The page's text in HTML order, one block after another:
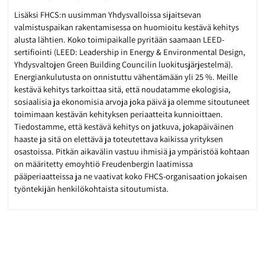
Lisäksi FHCS:n uusimman Yhdysvalloissa sijaitsevan
valmistuspaikan rakentamisessa on huomioitu kestävä kehitys
alusta lähtien. Koko toimipaikalle pyritään saamaan LEED-
sertifiointi (LEED: Leadership in Energy & Environmental Design,
Yhdysvaltojen Green Building Councilin luokitusjärjestelmä).
Energiankulutusta on onnistuttu vähentämään yli 25 %. Meille
kestävä kehitys tarkoittaa sitä, että noudatamme ekologisia,
sosiaalisia ja ekonomisia arvoja joka päivä ja olemme sitoutuneet
toimimaan kestävän kehityksen periaatteita kunnioittaen.
Tiedostamme, että kestävä kehitys on jatkuva, jokapäiväinen
haaste ja sitä on elettävä ja toteutettava kaikissa yrityksen
osastoissa. Pitkän aikavälin vastuu ihmisiä ja ympäristöä kohtaan
on määritetty emoyhtiö Freudenbergin laatimissa
pääperiaatteissa ja ne vaativat koko FHCS-organisaation jokaisen
työntekijän henkilökohtaista sitoutumista.